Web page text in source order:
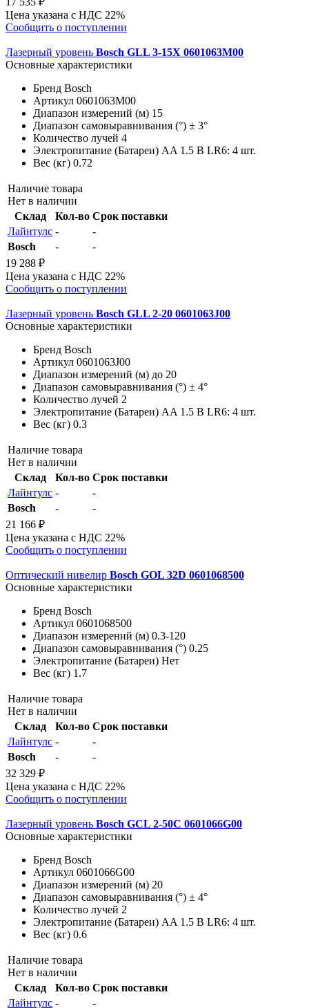
Цена указана с НДС 22%
Сообщить о поступлении
Лазерный уровень Bosch GLL 3-15X 0601063M00
Основные характеристики
Бренд Bosch
Артикул 0601063M00
Диапазон измерений (м) 15
Диапазон самовыравнивания (°) ± 3°
Количество лучей 4
Электропитание (Батареи) AA 1.5 В LR6: 4 шт.
Вес (кг) 0.72
Наличие товара
Нет в наличии
Склад
Кол-во Срок поставки
Лайнтулс -
-
Bosch
-
-
19 288 ₽
Цена указана с НДС 22%
Сообщить о поступлении
Лазерный уровень Bosch GLL 2-20 0601063J00
Основные характеристики
Бренд Bosch
Артикул 0601063J00
Диапазон измерений (м) до 20
Диапазон самовыравнивания (°) ± 4°
Количество лучей 2
Электропитание (Батареи) AA 1.5 В LR6: 4 шт.
Вес (кг) 0.3
Наличие товара
Нет в наличии
Склад
Кол-во Срок поставки
Лайнтулс -
-
Bosch
-
-
21 166 ₽
Цена указана с НДС 22%
Сообщить о поступлении
Оптический нивелир Bosch GOL 32D 0601068500
Основные характеристики
Бренд Bosch
Артикул 0601068500
Диапазон измерений (м) 0.3-120
Диапазон самовыравнивания (°) 0.25
Электропитание (Батареи) Нет
Вес (кг) 1.7
Наличие товара
Нет в наличии
Склад
Кол-во Срок поставки
Лайнтулс -
-
Bosch
-
-
32 329 ₽
Цена указана с НДС 22%
Сообщить о поступлении
Лазерный уровень Bosch GCL 2-50C 0601066G00
Основные характеристики
Бренд Bosch
Артикул 0601066G00
Диапазон измерений (м) 20
Диапазон самовыравнивания (°) ± 4°
Количество лучей 2
Электропитание (Батареи) AA 1.5 В LR6: 4 шт.
Вес (кг) 0.6
Наличие товара
Нет в наличии
Склад
Кол-во Срок поставки
Лайнтулс -
-